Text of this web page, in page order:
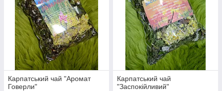
Карпатський чай "Аромат
Говерли"
Карпатський чай
"Заспокійливий"